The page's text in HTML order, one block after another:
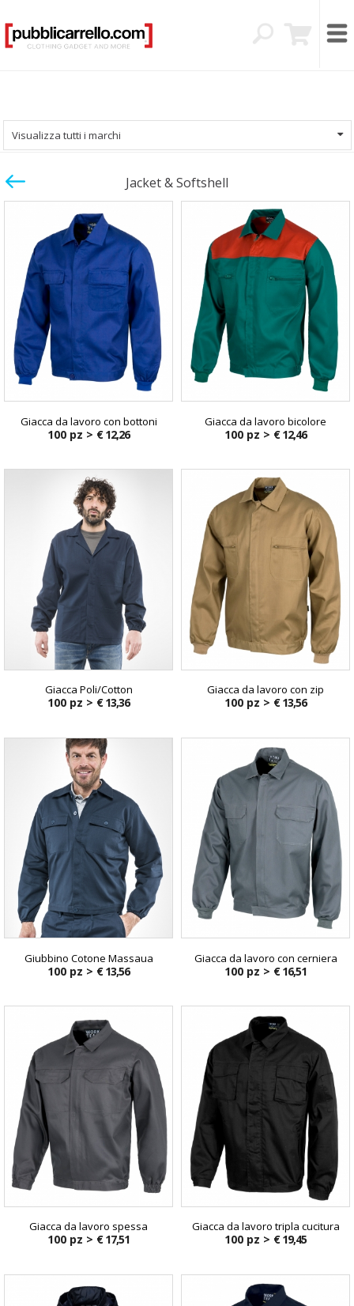
Visualizza tutti i marchi
Jacket & Softshell
Giacca da lavoro con bottoni
100 pz > € 12,26
Giacca da lavoro bicolore
100 pz > € 12,46
Giacca Poli/Cotton
100 pz > € 13,36
Giacca da lavoro con zip
100 pz > € 13,56
Giubbino Cotone Massaua
100 pz > € 13,56
Giacca da lavoro con cerniera
100 pz > € 16,51
Giacca da lavoro spessa
100 pz > € 17,51
Giacca da lavoro tripla cucitura
100 pz > € 19,45